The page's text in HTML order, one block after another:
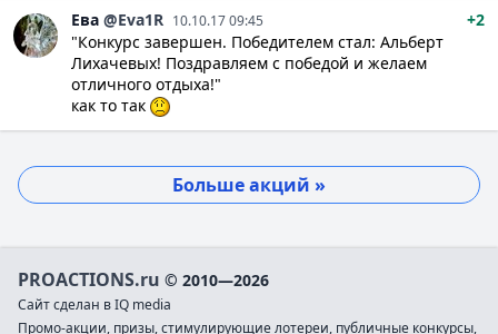
Ева @Eva1R 10.10.17 09:45
+2
"Конкурс завершен. Победителем стал: Альберт
Лихачевых! Поздравляем с победой и желаем
отличного отдыха!"
как то так
Больше акций »
PROACTIONS.ru © 2010—2026
Сайт сделан в IQ media
Промо-акции, призы, стимулирующие лотереи, публичные конкурсы,